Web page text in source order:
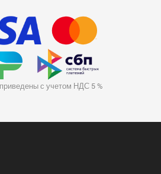
с учетом НДС 5 %